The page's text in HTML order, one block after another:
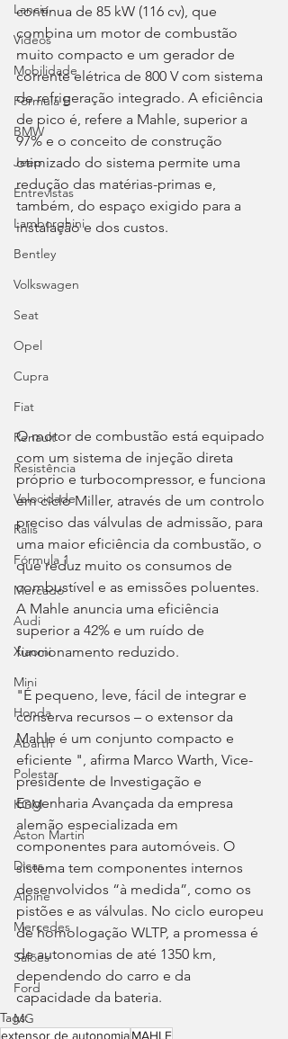
Lancia
Videos
Mobilidade
Fórmula E
BMW
Jeep
Entrevistas
Lamborghini
Bentley
Volkswagen
Seat
Opel
Cupra
Fiat
Renault
Resistência
Velocidade
Ralis
Fórmula 1
Mercado
Audi
Xiaomi
Mini
Honda
Abarth
Polestar
KGM
Aston Martin
Dicas
Alpine
Mercedes
Salões
Ford
MG
contínua de 85 kW (116 cv), que
combina um motor de combustão
muito compacto e um gerador de
corrente elétrica de 800 V com sistema
de refrigeração integrado. A eficiência
de pico é, refere a Mahle, superior a
97% e o conceito de construção
otimizado do sistema permite uma
redução das matérias-primas e,
também, do espaço exigido para a
instalação e dos custos.
O motor de combustão está equipado
com um sistema de injeção direta
próprio e turbocompressor, e funciona
em ciclo Miller, através de um controlo
preciso das válvulas de admissão, para
uma maior eficiência da combustão, o
que reduz muito os consumos de
combustível e as emissões poluentes.
A Mahle anuncia uma eficiência
superior a 42% e um ruído de
funcionamento reduzido.
"É pequeno, leve, fácil de integrar e
conserva recursos – o extensor da
Mahle é um conjunto compacto e
eficiente ", afirma Marco Warth, Vice-
presidente de Investigação e
Engenharia Avançada da empresa
alemão especializada em
componentes para automóveis. O
sistema tem componentes internos
desenvolvidos “à medida”, como os
pistões e as válvulas. No ciclo europeu
de homologação WLTP, a promessa é
de autonomias de até 1350 km,
dependendo do carro e da
capacidade da bateria.
Tags:
extensor de autonomiaMAHLE